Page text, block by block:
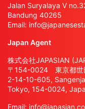
Jalan Suryalaya V
Bandung 40265
Email:
Japan Agent
株式会社JAPASIAN
〒154-0024 東京都世
2-14-10-605,
Tokyo, 154-0024,
Email: